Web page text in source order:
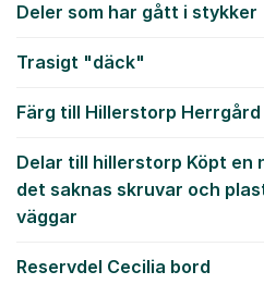
Deler som har gått i stykker
Trasigt "däck"
Färg till Hillerstorp
Delar till hillerstorp Köpt en
det saknas skruvar och
väggar
Reservdel Cecilia bord